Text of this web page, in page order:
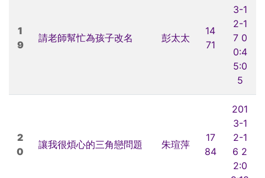
1
9
請老師幫忙為孩子改名 彭太太
14
71
3-1
2-1
7 0
0:4
5:0
5
2
0
讓我很煩心的三角戀問題 朱瑄萍
17
84
201
3-1
2-1
6 2
2:0